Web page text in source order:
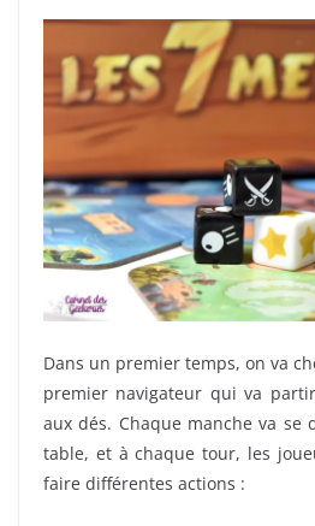
Dans un premier temps, on va
premier navigateur qui va
aux dés. Chaque manche va se
table, et à chaque tour, les
faire différentes actions :